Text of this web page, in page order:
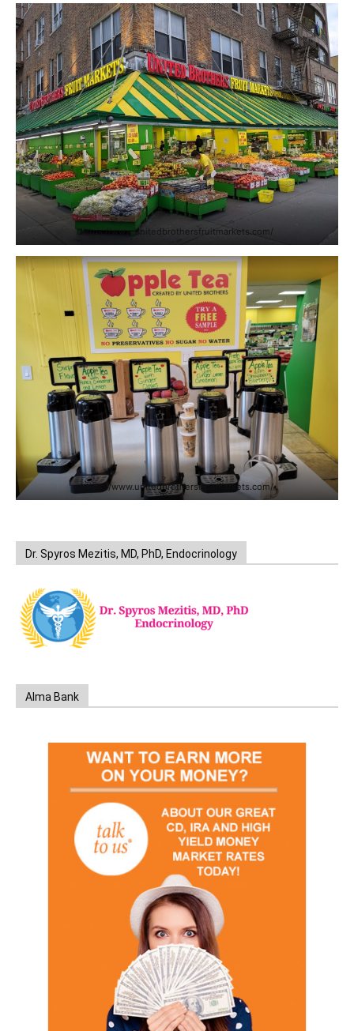
https://www.unitedbrothersfruitmarkets.com/
https://www.unitedbrothersfruitmarkets.com/
Dr. Spyros Mezitis, MD, PhD, Endocrinology
Alma Bank